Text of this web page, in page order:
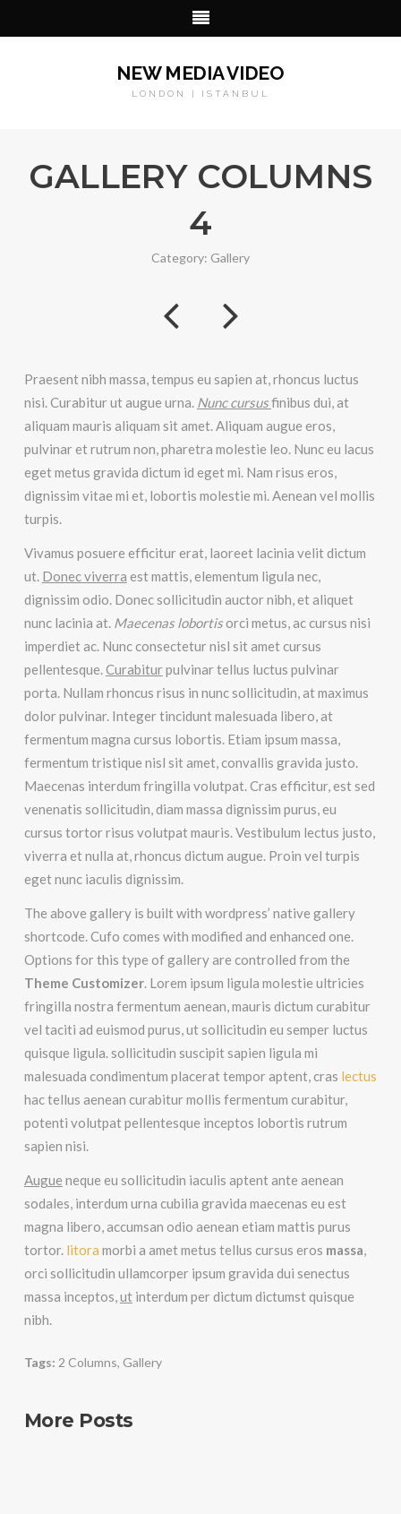
NEW MEDIA VIDEO
LONDON | ISTANBUL
GALLERY COLUMNS
4
Category: Gallery
Praesent nibh massa, tempus eu sapien at, rhoncus luctus
nisi. Curabitur ut augue urna. Nunc cursusfinibus dui, at
aliquam mauris aliquam sit amet. Aliquam augue eros,
pulvinar et rutrum non, pharetra molestie leo. Nunc eu lacus
eget metus gravida dictum id eget mi. Nam risus eros,
dignissim vitae mi et, lobortis molestie mi. Aenean vel mollis
turpis.
Vivamus posuere efficitur erat, laoreet lacinia velit dictum
ut. Donec viverra est mattis, elementum ligula nec,
dignissim odio. Donec sollicitudin auctor nibh, et aliquet
nunc lacinia at. Maecenas lobortisorci metus, ac cursus nisi
imperdiet ac. Nunc consectetur nisl sit amet cursus
pellentesque.Curabiturpulvinar tellus luctus pulvinar
porta. Nullam rhoncus risus in nunc sollicitudin, at maximus
dolor pulvinar. Integer tincidunt malesuada libero, at
fermentum magna cursus lobortis. Etiam ipsum massa,
fermentum tristique nisl sit amet, convallis gravida justo.
Maecenas interdum fringilla volutpat. Cras efficitur, est sed
venenatis sollicitudin, diam massa dignissim purus, eu
cursus tortor risus volutpat mauris. Vestibulum lectus justo,
viverra et nulla at, rhoncus dictum augue. Proin vel turpis
eget nunc iaculis dignissim.
The above gallery is built with wordpress’ native gallery
shortcode. Cufo comes with modified and enhanced one.
Options for this type of gallery are controlled from the
Theme Customizer. Lorem ipsum ligula molestie ultricies
fringilla nostra fermentum aenean, mauris dictum curabitur
vel taciti ad euismod purus, ut sollicitudin eu semper luctus
quisque ligula. sollicitudin suscipit sapien ligula mi
malesuada condimentum placerat tempor aptent, cras lectus
hac tellus aenean curabitur mollis fermentum curabitur,
potenti volutpat pellentesque inceptos lobortis rutrum
sapien nisi.
Augue neque eu sollicitudin iaculis aptent ante aenean
sodales, interdum urna cubilia gravida maecenas eu est
magna libero, accumsan odio aenean etiam mattis purus
tortor. litora morbi a amet metus tellus cursus eros massa,
orci sollicitudin ullamcorper ipsum gravida dui senectus
massa inceptos,utinterdum per dictum dictumst quisque
nibh.
Tags: 2 Columns, Gallery
More Posts